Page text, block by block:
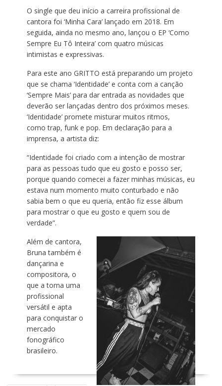
O single que deu início a carreira profissional de
cantora foi ‘Minha Cara’ lançado em 2018. Em
seguida, ainda no mesmo ano, lançou o EP ‘Como
Sempre Eu Tô Inteira’ com quatro músicas
intimistas e expressivas.
Para este ano GRITTO está preparando um projeto
que se chama ‘Identidade’ e conta com a canção
‘Sempre Mais’ para dar entrada as novidades que
deverão ser lançadas dentro dos próximos meses.
‘Identidade’ promete misturar muitos ritmos,
comotrap, funk e pop. Em declaração para a
imprensa, a artista diz:
“Identidade foi criado com a intenção de mostrar
para as pessoas tudo que eu gosto e posso ser,
porque quando comecei a fazer minhas músicas, eu
estava num momento muito conturbado e não
sabia bem o que eu queria, então fiz esse álbum
para mostrar o que eu gosto e quem sou de
verdade”.
Além de cantora,
Bruna também é
dançarina e
compositora, o
que a torna uma
profissional
versátil e apta
para conquistar o
mercado
fonográfico
brasileiro.